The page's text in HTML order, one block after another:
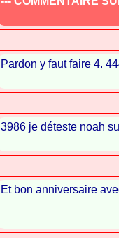
Pardon y faut faire 4.
3986 je déteste noah
Et bon anniversaire